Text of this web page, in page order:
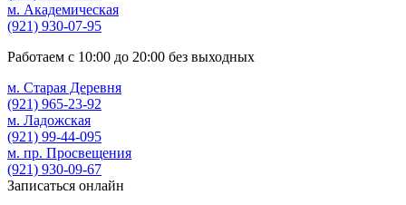
м. Академическая
(921) 930-07-95
Работаем с 10:00 до 20:00 без выходных
м. Старая Деревня
(921) 965-23-92
м. Ладожская
(921) 99-44-095
м. пр. Просвещения
(921) 930-09-67
Записаться онлайн